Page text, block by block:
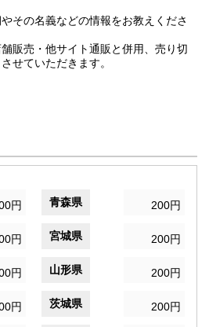
その名義などの情報をお教えくださ
販売・他サイト通販と併用、売り切
せていただきます。
円 青森県 200円
円 宮城県 200円
円 山形県 200円
円 茨城県 200円